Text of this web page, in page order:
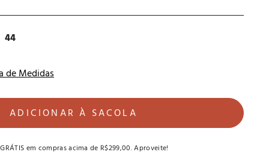
44
de Medidas
ADICIONAR À SACOLA
em compras acima de R$299,00. Aproveite!